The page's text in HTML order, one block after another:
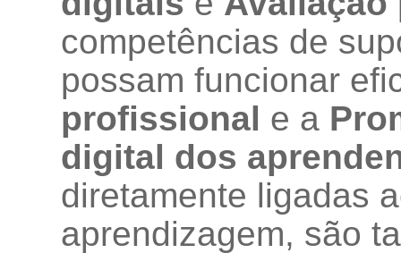
competências de
possam funcionar
profissional e a P
digital dos
diretamente ligadas
aprendizagem, são